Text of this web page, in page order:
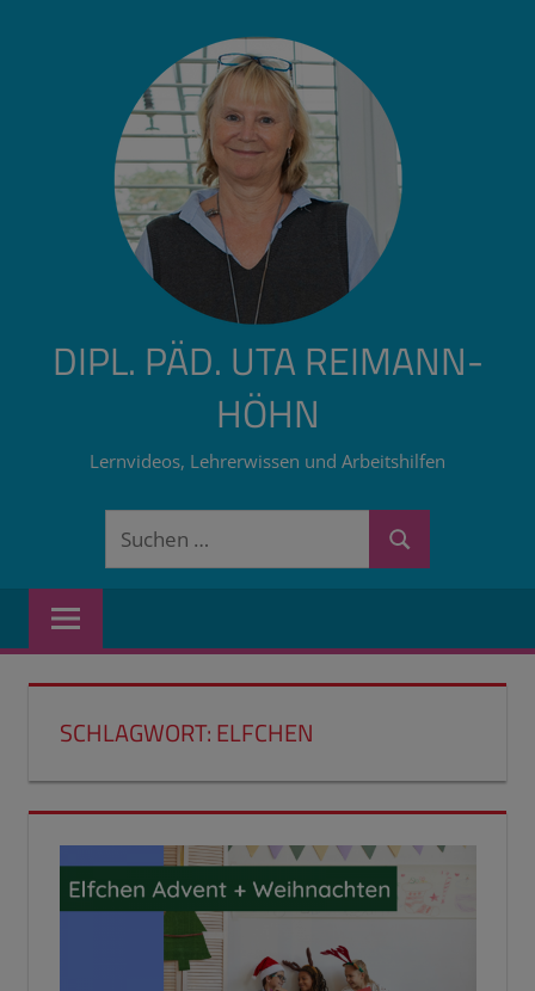
DIPL. PÄD. UTA REIMANN-
HÖHN
Lernvideos, Lehrerwissen und Arbeitshilfen
Suchen
Suchen
SCHLAGWORT:ELFCHEN